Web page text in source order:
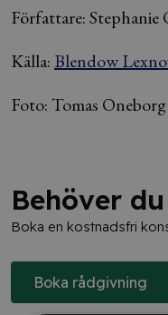
Författare:
Källa: Blendow
Foto: Tomas
Behöver
Boka en kostnadsfri
Boka rådgivning